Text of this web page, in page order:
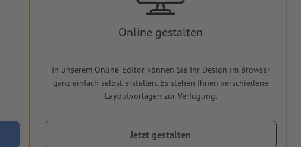
Online gestalten
In unserem Online-Editor können Sie Ihr Design im Browser
ganz einfach selbst erstellen. Es stehen Ihnen verschiedene
Layoutvorlagen zur Verfügung.
Jetzt gestalten